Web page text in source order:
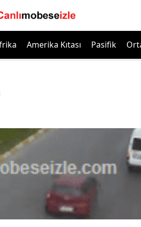
Amerika Kıtası Pasifik